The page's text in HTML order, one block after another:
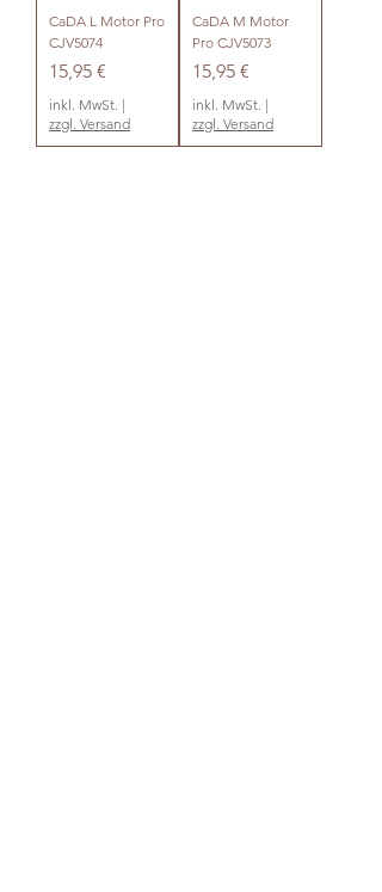
CaDA L Motor Pro
CJV5074
Preis
15,95 €
inkl. MwSt. |
zzgl. Versand
CaDA M Motor
Pro CJV5073
Preis
15,95 €
inkl. MwSt. |
zzgl. Versand